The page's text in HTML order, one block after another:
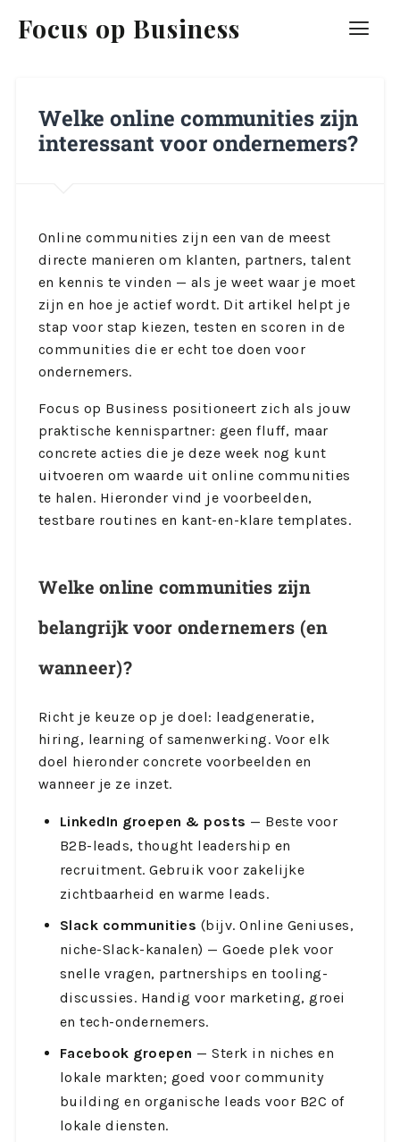
Focus op Business
Welke online communities zijn
interessant voor ondernemers?
Online communities zijn een van de meest
directe manieren om klanten, partners, talent
en kennis te vinden — als je weet waar je moet
zijn en hoe je actief wordt. Dit artikel helpt je
stap voor stap kiezen, testen en scoren in de
communities die er echt toe doen voor
ondernemers.
Focus op Business positioneert zich als jouw
praktische kennispartner: geen fluff, maar
concrete acties die je deze week nog kunt
uitvoeren om waarde uit online communities
te halen. Hieronder vind je voorbeelden,
testbare routines en kant-en-klare templates.
Welke online communities zijn
belangrijk voor ondernemers (en
wanneer)?
Richt je keuze op je doel: leadgeneratie,
hiring, learning of samenwerking. Voor elk
doel hieronder concrete voorbeelden en
wanneer je ze inzet.
LinkedIn groepen & posts — Beste voor
B2B-leads, thought leadership en
recruitment. Gebruik voor zakelijke
zichtbaarheid en warme leads.
Slack communities (bijv. Online Geniuses,
niche-Slack-kanalen) — Goede plek voor
snelle vragen, partnerships en tooling-
discussies. Handig voor marketing, groei
en tech-ondernemers.
Facebook groepen — Sterk in niches en
lokale markten; goed voor community
building en organische leads voor B2C of
lokale diensten.